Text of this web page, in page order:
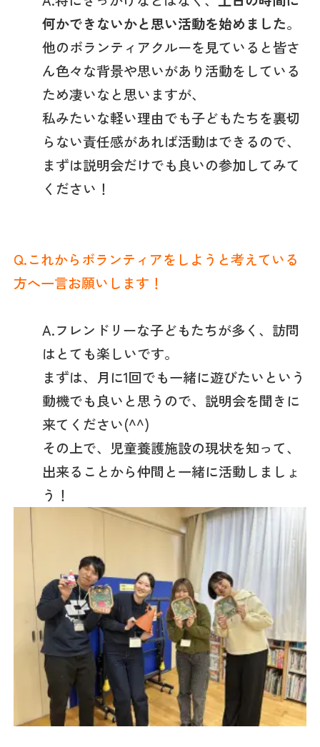
何かできないかと思い活動を始めました。
他のボランティアクルーを見ていると皆さ
ん色々な背景や思いがあり活動をしている
ため凄いなと思いますが、
私みたいな軽い理由でも子どもたちを裏切
らない責任感があれば活動はできるので、
まずは説明会だけでも良いの参加してみて
ください！
Q.これからボランティアをしようと考えている
方へ一言お願いします！
A.フレンドリーな子どもたちが多く、訪問
はとても楽しいです。
まずは、月に1回でも一緒に遊びたいという
動機でも良いと思うので、説明会を聞きに
来てください(^^)
その上で、児童養護施設の現状を知って、
出来ることから仲間と一緒に活動しましょ
う！